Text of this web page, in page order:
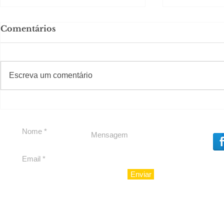
Solteirou!
Comentários
Escreva um comentário
#Sugestões
Enviar